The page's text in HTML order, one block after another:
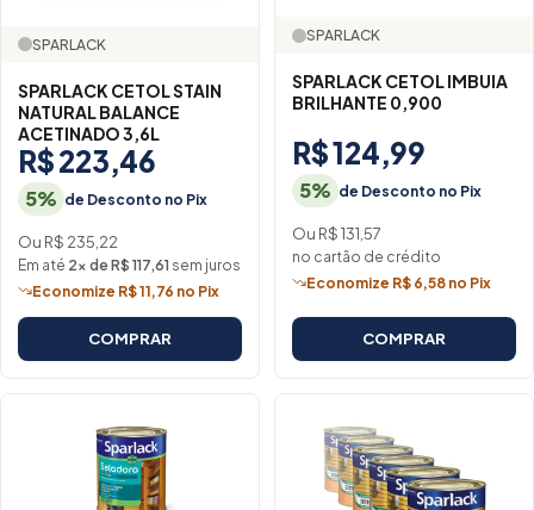
SPARLACK
SPARLACK CETOL STAIN
NATURAL BALANCE
ACETINADO 3,6L
R$ 223,46
5% de Desconto no Pix
Ou R$ 235,22
Em até 2× de R$ 117,61 sem juros
Economize R$ 11,76 no Pix
COMPRAR
SPARLACK
SPARLACK CETOL IMBUIA
BRILHANTE 0,900
R$ 124,99
5% de Desconto no Pix
Ou R$ 131,57
no cartão de crédito
Economize R$ 6,58 no Pix
COMPRAR